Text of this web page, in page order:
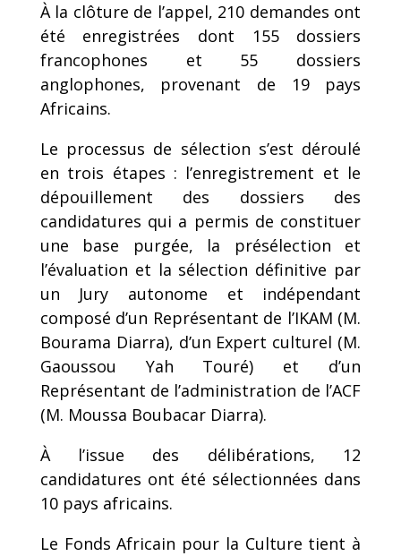
À la clôture de l’appel, 210 demandes ont
été enregistrées dont 155 dossiers
francophones et 55 dossiers
anglophones, provenant de 19 pays
Africains.
Le processus de sélection s’est déroulé
en trois étapes : l’enregistrement et le
dépouillement des dossiers des
candidatures qui a permis de constituer
une base purgée, la présélection et
l’évaluation et la sélection définitive par
un Jury autonome et indépendant
composé d’un Représentant de l’IKAM (M.
Bourama Diarra), d’un Expert culturel (M.
Gaoussou Yah Touré) et d’un
Représentant de l’administration de l’ACF
(M. Moussa Boubacar Diarra).
À l’issue des délibérations, 12
candidatures ont été sélectionnées dans
10 pays africains.
Le Fonds Africain pour la Culture tient à